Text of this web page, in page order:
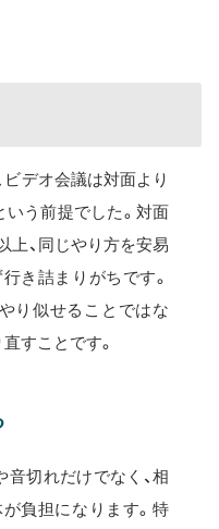
ビデオ会議は対面より
いう前提でした。対面
上、同じやり方を安易
き詰まりがちです。
り似せることではな
すことです。
音切れだけでなく、相
負担になります。特